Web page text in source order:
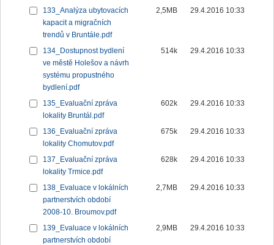
133_Analýza ubytovacích
kapacit a migračních
trendů v Bruntále.pdf
2,5MB 29.4.2016 10:33
134_Dostupnost bydlení
ve městě Holešov a návrh
systému propustného
bydlení.pdf
514k 29.4.2016 10:33
135_Evaluační zpráva
lokality Bruntál.pdf
602k 29.4.2016 10:33
136_Evaluační zpráva
lokality Chomutov.pdf
675k 29.4.2016 10:33
137_Evaluační zpráva
lokality Trmice.pdf
628k 29.4.2016 10:33
138_Evaluace v lokálních
partnerstvích období
2008-10. Broumov.pdf
2,7MB 29.4.2016 10:33
139_Evaluace v lokálních
partnerstvích období
2,9MB 29.4.2016 10:33